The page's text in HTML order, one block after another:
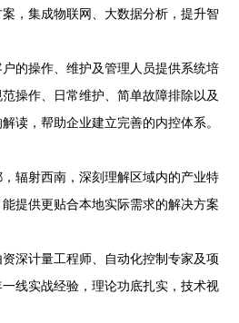
，集成物联网、大数据分析，提升智
户的操作、维护及管理人员提供系统培
操作、日常维护、简单故障排除以及
读，帮助企业建立完善的内控体系。
，辐射西南，深刻理解区域内的产业特
提供更贴合本地实际需求的解决方案
深计量工程师、自动化控制专家及项
线实战经验，理论功底扎实，技术视